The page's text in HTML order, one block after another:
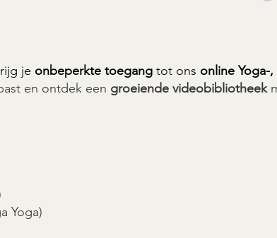
je onbeperkte toegang tot ons online Yoga-
en ontdek een groeiende videobibliotheek
Yoga)